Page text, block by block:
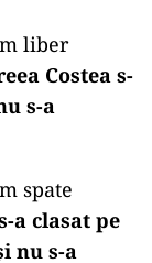
liber
Costea s-
s-a
spate
a clasat pe
nu s-a